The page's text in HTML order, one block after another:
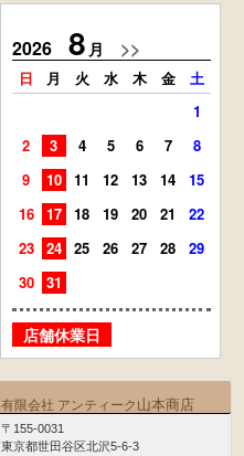
2026 8 月 >>
日 月 火 水 木 金
土
1
2
3 4 5 6 7
8
9
10 11 12 13 14
15
16
17 18 19 20 21
22
23
24 25 26 27 28
29
30
31
店舗休業日
有限会社 アンティーク 山本商店
〒155-0031
東京都世田谷区北沢5-6-3